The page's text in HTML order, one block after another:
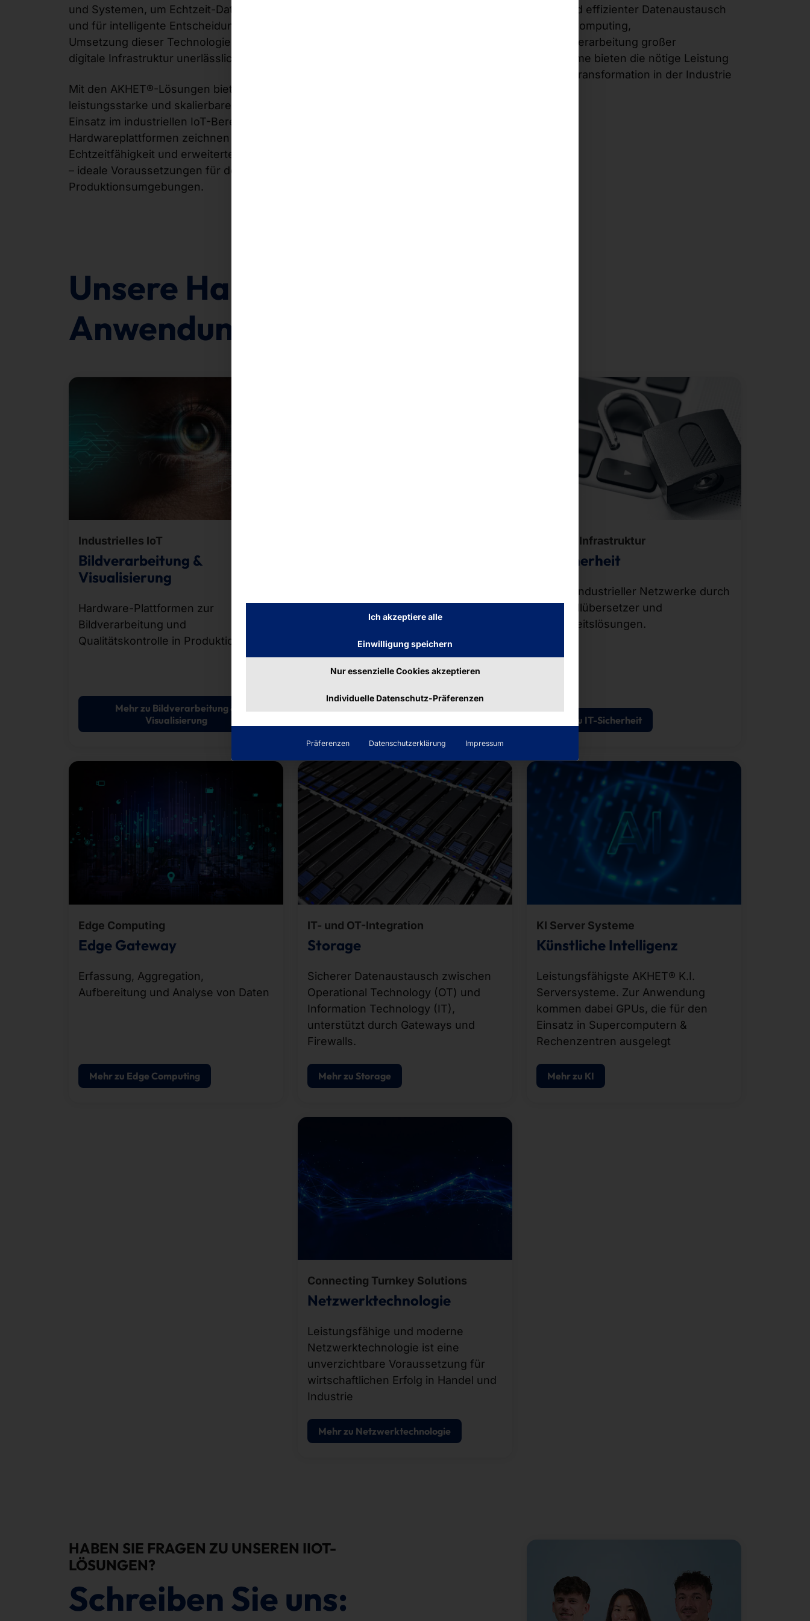
und Systemen, um Echtzeit-Daten zu sammeln, auszuwerten
und für intelligente Entscheidungen zu nutzen. Für die
Umsetzung dieser Technologien ist eine robuste, zuverlässige
digitale Infrastruktur unerlässlich.
Mit den AKHET®-Lösungen bietet Pyramid Computer
leistungsstarke und skalierbare Systeme, die perfekt für den
Einsatz im industriellen IoT-Bereich geeignet sind. Unsere
Hardwareplattformen zeichnen sich durch hohe Verfügbarkeit,
Echtzeitfähigkeit und erweiterte Temperaturbeständigkeit aus
– ideale Voraussetzungen für den Betrieb in anspruchsvollen
Produktionsumgebungen.
werden, sodass ein sicherer und effizienter Datenaustausch
gewährleistet ist. Ob für Edge-Computing,
Maschinensteuerung oder die Verarbeitung großer
Datenmengen – AKHET®-Systeme bieten die nötige Leistung
und Sicherheit, um die digitale Transformation in der Industrie
Unsere Hardware für Ihren
Anwendungsfall
Industrielles IoT
Bildverarbeitung &
Visualisierung
Hardware-Plattformen zur
Bildverarbeitung und
Qualitätskontrolle in Produktionslinien
Mehr zu Bildverarbeitung &
Visualisierung
Optimierung von
Produktionsprozessen durch
vernetzte Sensoren, Aktoren und
Edge-Devices.
Digitale Infrastruktur
IT Sicherheit
Schutz industrieller Netzwerke durch
Protokollübersetzer und
Sicherheitslösungen.
Mehr zu IT-Sicherheit
Edge Computing
Edge Gateway
Erfassung, Aggregation,
Aufbereitung und Analyse von Daten
Mehr zu Edge Computing
IT- und OT-Integration
Storage
Sicherer Datenaustausch zwischen
Operational Technology (OT) und
Information Technology (IT),
unterstützt durch Gateways und
Firewalls.
Mehr zu Storage
KI Server Systeme
Künstliche Intelligenz
Leistungsfähigste AKHET® K.I.
Serversysteme. Zur Anwendung
kommen dabei GPUs, die für den
Einsatz in Supercomputern &
Rechenzentren ausgelegt
Mehr zu KI
Connecting Turnkey Solutions
Netzwerktechnologie
Leistungsfähige und moderne
Netzwerktechnologie ist eine
unverzichtbare Voraussetzung für
wirtschaftlichen Erfolg in Handel und
Industrie
Mehr zu Netzwerktechnologie
HABEN SIE FRAGEN ZU UNSEREN IIOT-
LÖSUNGEN?
Schreiben Sie uns:
Ich akzeptiere alle
Einwilligung speichern
Nur essenzielle Cookies akzeptieren
Individuelle Datenschutz-Präferenzen
Präferenzen Datenschutzerklärung Impressum